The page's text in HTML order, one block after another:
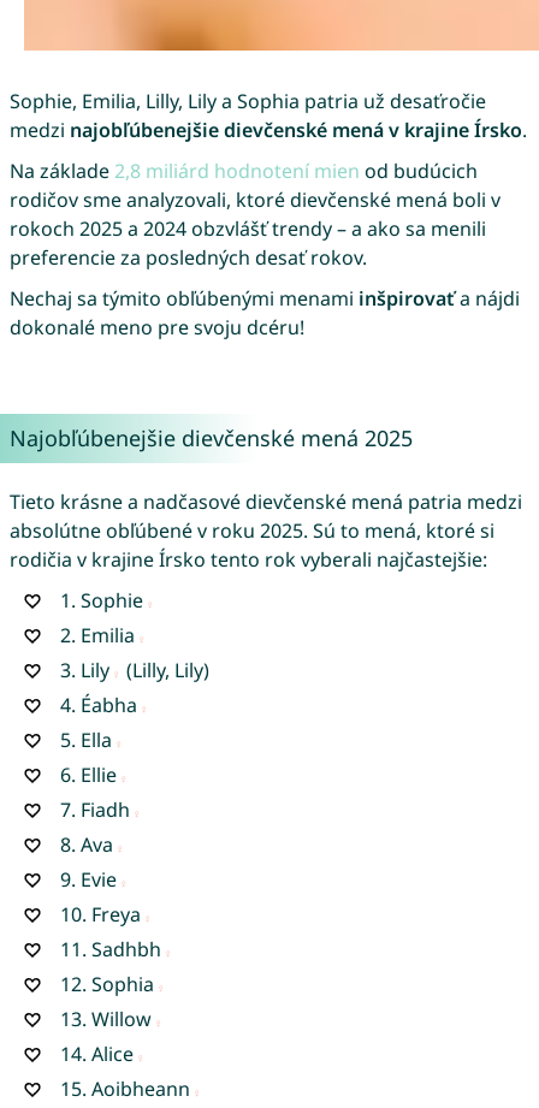
Sophie, Emilia, Lilly, Lily a Sophia patria už desaťročie
medzi najobľúbenejšie dievčenské mená v krajine Írsko.
Na základe2,8 miliárd hodnotení mien od budúcich
rodičov sme analyzovali, ktoré dievčenské mená boli v
rokoch 2025 a 2024 obzvlášť trendy – a ako sa menili
preferencie za posledných desať rokov.
Nechaj sa týmito obľúbenými menami inšpirovaťa nájdi
dokonalé meno pre svoju dcéru!
Najobľúbenejšie dievčenské mená 2025
Tieto krásne a nadčasové dievčenské mená patria medzi
absolútne obľúbené v roku 2025. Sú to mená, ktoré si
rodičia v krajine Írsko tento rok vyberali najčastejšie:
1. Sophie
2. Emilia
3. Lily
(Lilly, Lily)
4. Éabha
5. Ella
6. Ellie
7. Fiadh
8. Ava
9. Evie
10. Freya
11. Sadhbh
12. Sophia
13. Willow
14. Alice
15. Aoibheann